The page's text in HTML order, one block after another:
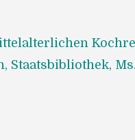
Staatsbibliothek,